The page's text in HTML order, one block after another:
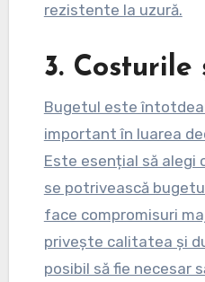
rezistente la uzură.
3. Costurile
Bugetul este
important în luarea
Este esențial să alegi
se potrivească
face compromisuri
privește calitatea și
posibil să fie necesar